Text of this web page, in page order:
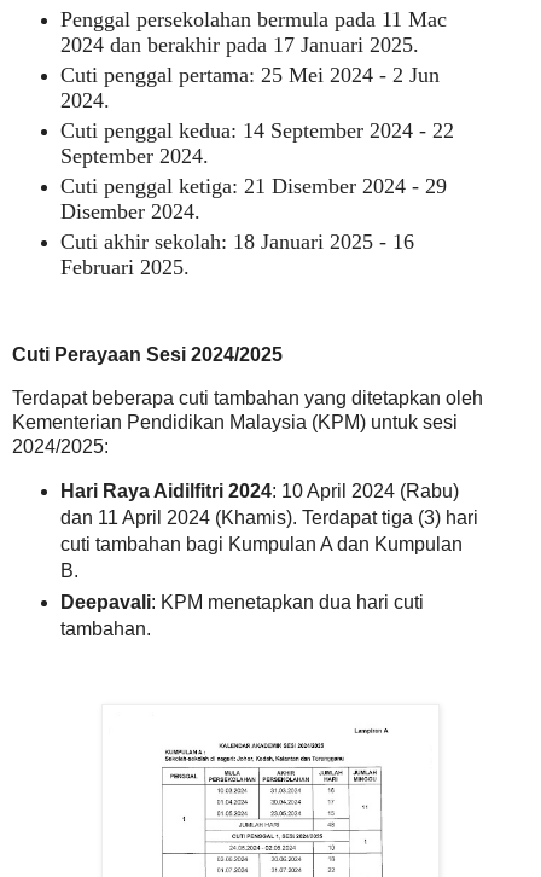
Penggal persekolahan bermula pada 11 Mac
2024 dan berakhir pada 17 Januari 2025.
Cuti penggal pertama: 25 Mei 2024 - 2 Jun
2024.
Cuti penggal kedua: 14 September 2024 - 22
September 2024.
Cuti penggal ketiga: 21 Disember 2024 - 29
Disember 2024.
Cuti akhir sekolah: 18 Januari 2025 - 16
Februari 2025.
Cuti Perayaan Sesi 2024/2025
Terdapat beberapa cuti tambahan yang ditetapkan oleh
Kementerian Pendidikan Malaysia (KPM) untuk sesi
2024/2025:
Hari Raya Aidilfitri 2024: 10 April 2024 (Rabu)
dan 11 April 2024 (Khamis). Terdapat tiga (3) hari
cuti tambahan bagi Kumpulan A dan Kumpulan
B.
Deepavali: KPM menetapkan dua hari cuti
tambahan.